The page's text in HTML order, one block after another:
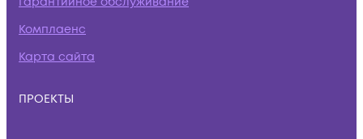
Комплаенс
Карта сайта
ПРОЕКТЫ